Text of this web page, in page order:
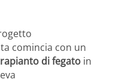
comincia con un
di fegato in